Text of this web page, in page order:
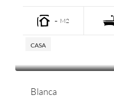
- M2
Blanca
CASA